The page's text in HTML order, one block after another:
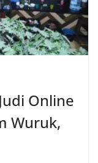
Online
Wuruk,